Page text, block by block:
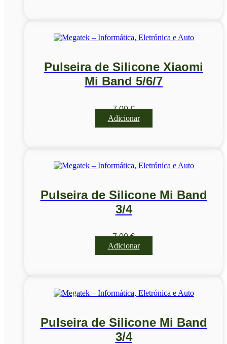
Pulseira de Silicone Xiaomi
Mi Band 5/6/7
7,00€
Adicionar
Pulseira de Silicone Mi Band
3/4
7,00€
Adicionar
Pulseira de Silicone Mi Band
3/4